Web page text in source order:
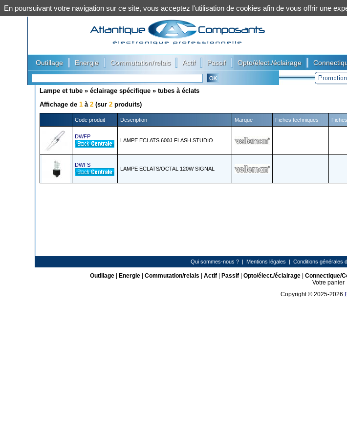
Outillage Energie Commutation/relais Actif Passif Opto/élect./éclairage
Lampe et tube » éclairage spécifique » tubes à éclats
Affichage de 1 à 2 (sur 2 produits)
Code produit Description Marque Fiches techniques
DWFP
LAMPE ECLATS 600J FLASH STUDIO
DWFS
LAMPE ECLATS/OCTAL 120W SIGNAL
Qui sommes-nous ? | Mentions légales | Conditions générales
Outillage| Energie| Commutation/relais Actif| Passif| Opto/élect./éclairage| Connectique/
Votre panier
Copyright © 2025-2026
En poursuivant votre navigation sur ce site, vous acceptez l'utilisation de cookies afin de vous offrir une